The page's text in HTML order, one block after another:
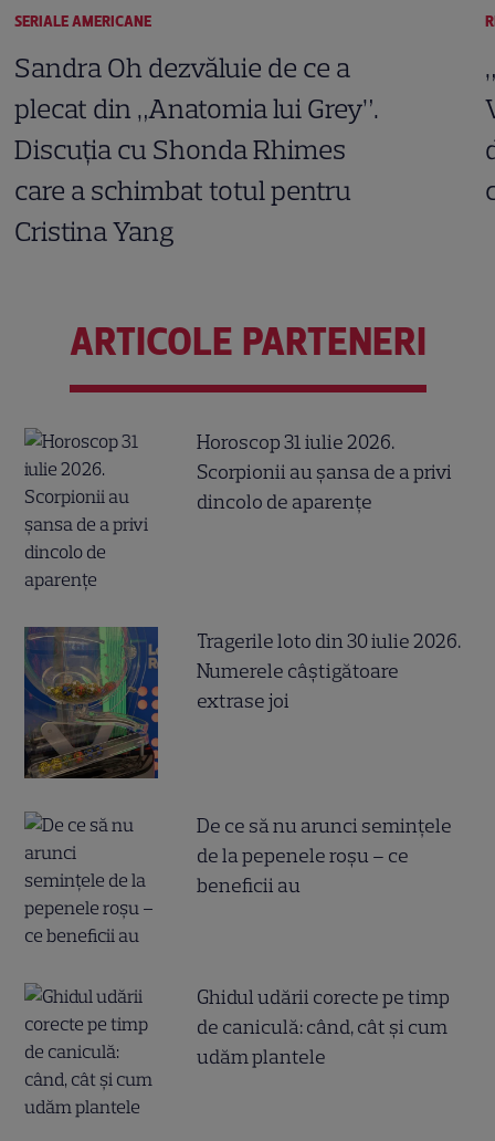
SERIALE AMERICANE
Sandra Oh dezvăluie de ce a
plecat din „Anatomia lui Grey”.
Discuția cu Shonda Rhimes
care a schimbat totul pentru
Cristina Yang
ARTICOLE PARTENERI
Horoscop 31 iulie 2026.
Scorpionii au șansa de a privi
dincolo de aparențe
Tragerile loto din 30 iulie 2026.
Numerele câştigătoare
extrase joi
De ce să nu arunci semințele
de la pepenele roșu – ce
beneficii au
Ghidul udării corecte pe timp
de caniculă: când, cât şi cum
udăm plantele